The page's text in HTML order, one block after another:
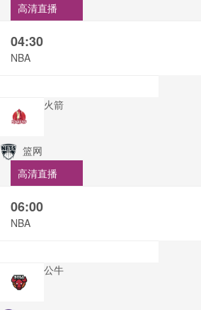
高清直播
04:30
NBA
火箭
篮网
高清直播
06:00
NBA
公牛